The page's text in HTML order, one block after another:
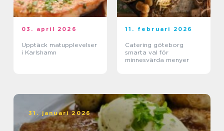
03. april 2026
Upptäck matupplevelser
i Karlshamn
11. februari 2026
Catering göteborg
smarta val för
minnesvärda menyer
31. januari 2026